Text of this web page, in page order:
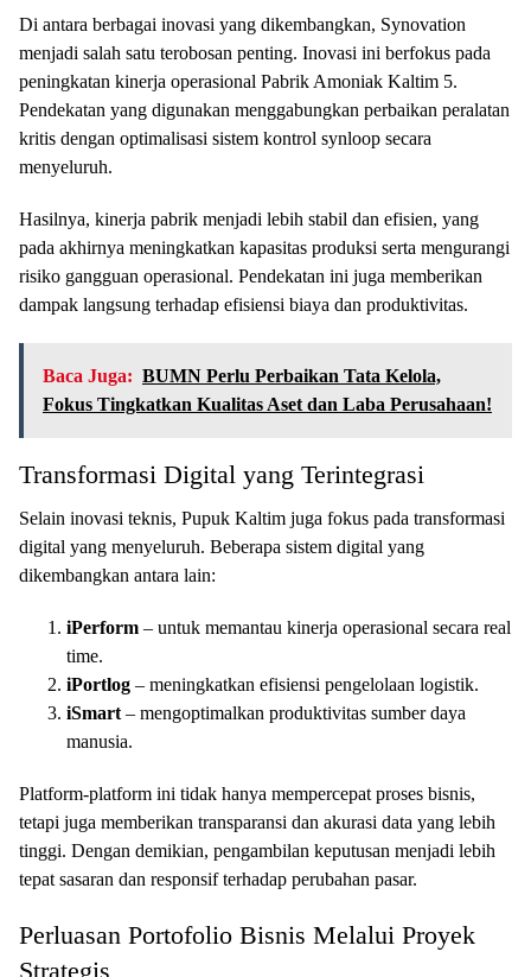
Di antara berbagai inovasi yang dikembangkan, Synovation
menjadi salah satu terobosan penting. Inovasi ini berfokus pada
peningkatan kinerja operasional Pabrik Amoniak Kaltim 5.
Pendekatan yang digunakan menggabungkan perbaikan peralatan
kritis dengan optimalisasi sistem kontrol synloop secara
menyeluruh.
Hasilnya, kinerja pabrik menjadi lebih stabil dan efisien, yang
pada akhirnya meningkatkan kapasitas produksi serta mengurangi
risiko gangguan operasional. Pendekatan ini juga memberikan
dampak langsung terhadap efisiensi biaya dan produktivitas.
Baca Juga: BUMN Perlu Perbaikan Tata Kelola,
Fokus Tingkatkan Kualitas Aset dan Laba Perusahaan!
Transformasi Digital yang Terintegrasi
Selain inovasi teknis, Pupuk Kaltim juga fokus pada transformasi
digital yang menyeluruh. Beberapa sistem digital yang
dikembangkan antara lain:
iPerform – untuk memantau kinerja operasional secara real
time.
iPortlog – meningkatkan efisiensi pengelolaan logistik.
iSmart – mengoptimalkan produktivitas sumber daya
manusia.
Platform-platform ini tidak hanya mempercepat proses bisnis,
tetapi juga memberikan transparansi dan akurasi data yang lebih
tinggi. Dengan demikian, pengambilan keputusan menjadi lebih
tepat sasaran dan responsif terhadap perubahan pasar.
Perluasan Portofolio Bisnis Melalui Proyek
Strategis